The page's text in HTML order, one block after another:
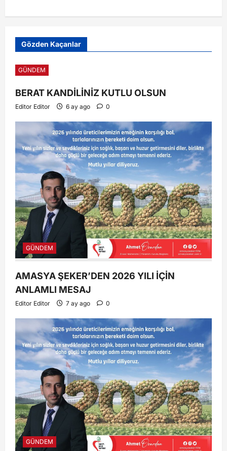
Gözden Kaçanlar
GÜNDEM
BERAT KANDİLİNİZ KUTLU OLSUN
Editor Editor 6 ay ago 0
GÜNDEM
AMASYA ŞEKER’DEN 2026 YILI İÇİN
ANLAMLI MESAJ
Editor Editor 7 ay ago 0
GÜNDEM